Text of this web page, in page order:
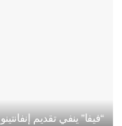
“فيفا” ينفي تقديم